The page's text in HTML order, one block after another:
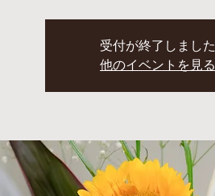
受付が終了しました
他のイベントを見る